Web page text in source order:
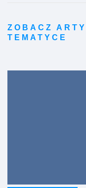
ZOBACZ
TEMATYCE